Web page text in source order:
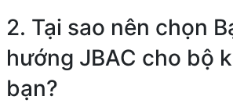
2. Tại sao nên chọn
hướng JBAC cho bộ
bạn?